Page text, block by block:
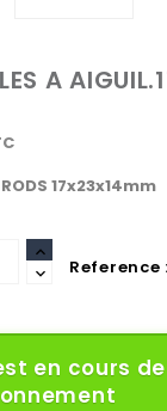
A
17x23x14mm
Reference :
en cours de